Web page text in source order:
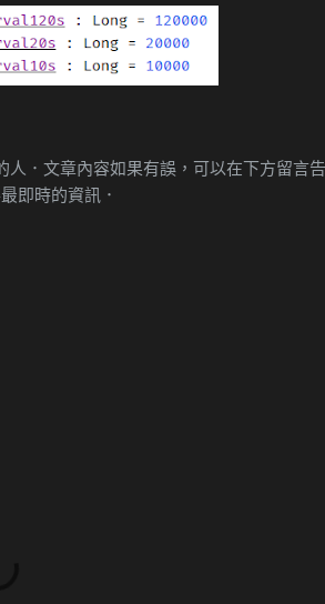
．文章內容如果有誤，可以在下方留言
即時的資訊．